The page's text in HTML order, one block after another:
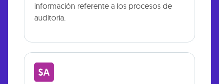
información referente a los procesos de
auditoría.